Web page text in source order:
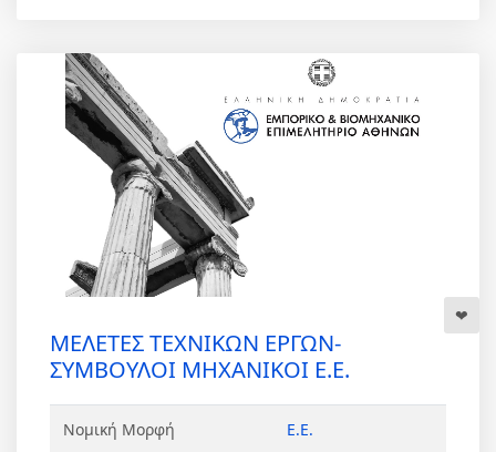
ΜΕΛΕΤΕΣ ΤΕΧΝΙΚΩΝ ΕΡΓΩΝ-
ΣΥΜΒΟΥΛΟΙ ΜΗΧΑΝΙΚΟΙ Ε.Ε.
Νομική Μορφή Ε.Ε.